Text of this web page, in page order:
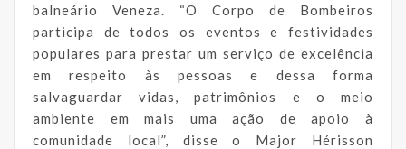
balneário Veneza. “O Corpo de Bombeiros
participa de todos os eventos e festividades
populares para prestar um serviço de excelência
em respeito às pessoas e dessa forma
salvaguardar vidas, patrimônios e o meio
ambiente em mais uma ação de apoio à
comunidade local”, disse o Major Hérisson